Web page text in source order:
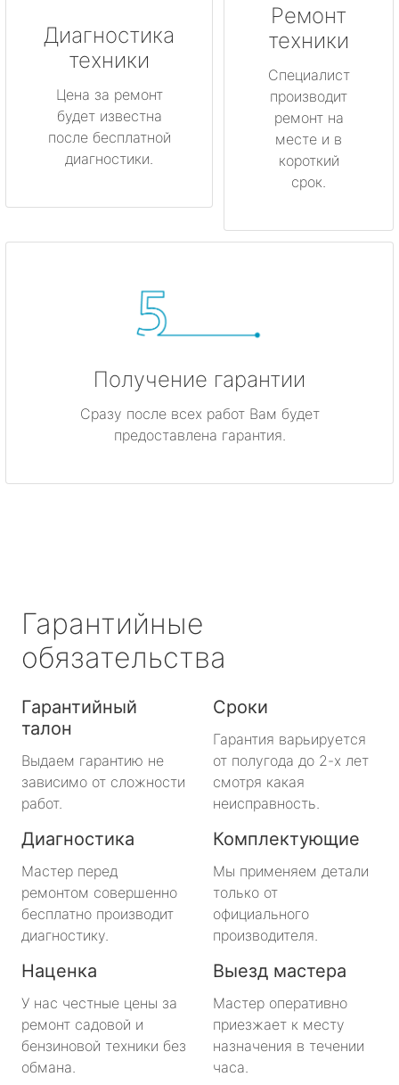
Диагностика
техники
Цена за ремонт
будет известна
после бесплатной
диагностики.
Ремонт
техники
Специалист
производит
ремонт на
месте и в
короткий
срок.
Получение гарантии
Сразу после всех работ Вам будет
предоставлена гарантия.
Гарантийные
обязательства
Гарантийный
талон
Выдаем гарантию не
зависимо от сложности
работ.
Сроки
Гарантия варьируется
от полугода до 2-х лет
смотря какая
неисправность.
Диагностика
Мастер перед
ремонтом совершенно
бесплатно производит
диагностику.
Комплектующие
Мы применяем детали
только от
официального
производителя.
Наценка
У нас честные цены за
ремонт садовой и
бензиновой техники без
обмана.
Выезд мастера
Мастер оперативно
приезжает к месту
назначения в течении
часа.